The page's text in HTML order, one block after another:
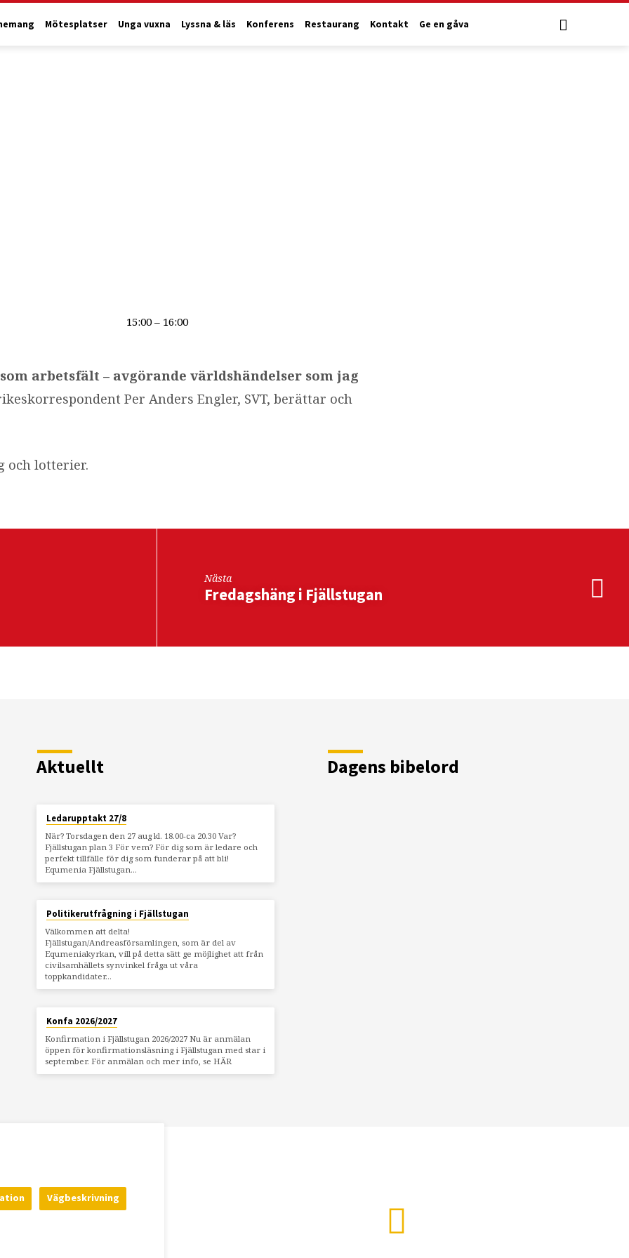
Mötesplatser Unga vuxna Lyssna & läs Konferens Restaurang Kontakt Ge en gåva
15:00 – 16:00
arbetsfält – avgörande världshändelser som jag
Per Anders Engler, SVT, berättar och
och lotterier.
Nästa
Fredagshäng i Fjällstugan
Aktuellt
Ledarupptakt 27/8
När? Torsdagen den 27 aug kl. 18.00-ca 20.30 Var?
Fjällstugan plan 3 För vem? För dig som är ledare och
perfekt tillfälle för dig som funderar på att bli!
Equmenia Fjällstugan…
Politikerutfrågning i Fjällstugan
Välkommen att delta!
Fjällstugan/Andreasförsamlingen, som är del av
Equmeniakyrkan, vill på detta sätt ge möjlighet att från
civilsamhällets synvinkel fråga ut våra
toppkandidater…
Konfa 2026/2027
Konfirmation i Fjällstugan 2026/2027 Nu är anmälan
öppen för konfirmationsläsning i Fjällstugan med star i
september. För anmälan och mer info, se HÄR
Dagens bibelord
Vägbeskrivning